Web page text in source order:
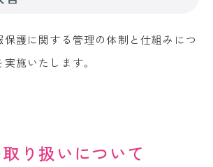
護に関する管理の体制と仕組みにつ
施いたします。
り扱いについて